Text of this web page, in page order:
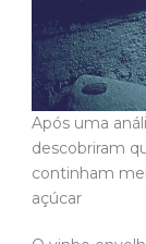
Após uma
descobriram
continham
açúcar